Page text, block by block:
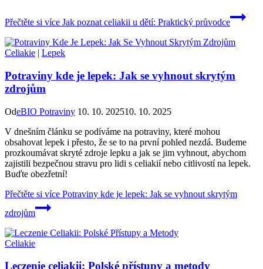
Přečtěte si více Jak poznat celiakii u dětí: Praktický průvodce
Celiakie | Lepek
Potraviny kde je lepek: Jak se vyhnout skrytým
zdrojům
OdeBIO Potraviny 10. 10. 202510. 10. 2025
V dnešním článku se podíváme na potraviny, které mohou
obsahovat lepek i přesto, že se to na první pohled nezdá. Budeme
prozkoumávat skryté zdroje lepku a jak se jim vyhnout, abychom
zajistili bezpečnou stravu pro lidi s celiakií nebo citlivostí na lepek.
Buďte obezřetní!
Přečtěte si více Potraviny kde je lepek: Jak se vyhnout skrytým
zdrojům
Celiakie
Leczenie celiakii: Polské přístupy a metody